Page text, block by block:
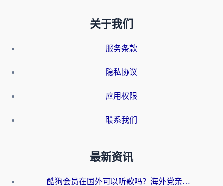
关于我们
服务条款
隐私协议
应用权限
联系我们
最新资讯
酷狗会员在国外可以听歌吗？海外党亲测有效：3步解决音乐权限难题